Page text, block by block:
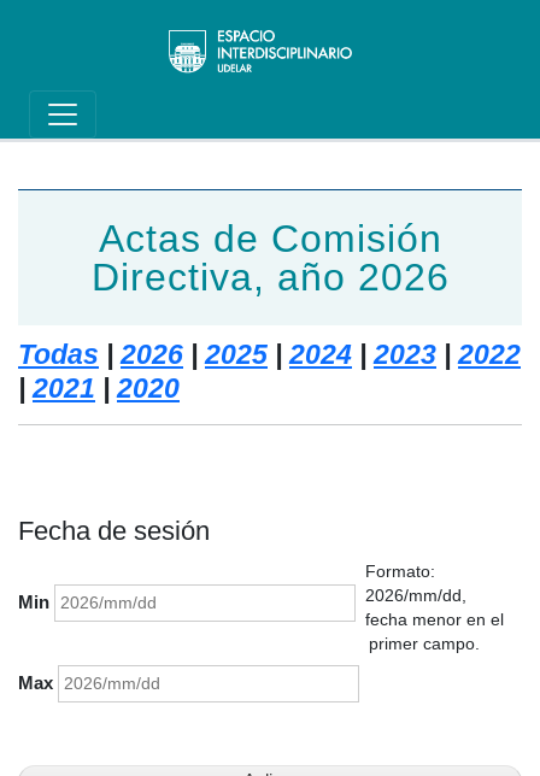
Main navigation
Actas de Comisión
Directiva, año 2026
Todas | 2026 | 2025 | 2024 | 2023 | 2022
| 2021 | 2020
Fecha de sesión
Min
Max
Formato:
2026/mm/dd,
fecha menor en el
primer campo.